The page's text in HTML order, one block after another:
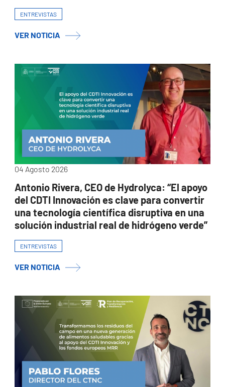
ENTREVISTAS
VER NOTICIA
04 Agosto 2026
Antonio Rivera, CEO de Hydrolyca: “El apoyo
del CDTI Innovación es clave para convertir
una tecnología científica disruptiva en una
solución industrial real de hidrógeno verde”
ENTREVISTAS
VER NOTICIA